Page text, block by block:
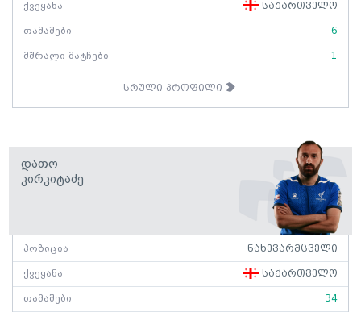
ქვეყანა საქართველო
თამაშები 6
მშრალი მატჩები 1
სრული პროფილი
Დათო
Კირკიტაძე
პოზიცია ნახევარმცველი
ქვეყანა საქართველო
თამაშები 34